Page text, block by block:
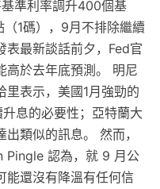
準利率調升400個基
1碼），9月不排除繼續
表最新談話前夕，Fed官
高於去年底預測。 明尼
里表示，美國1月強勁的
息的必要性；亞特蘭大
類似的訊息。 然而，
Pingle 認為，就 9 月公
能還沒有降溫有任何信